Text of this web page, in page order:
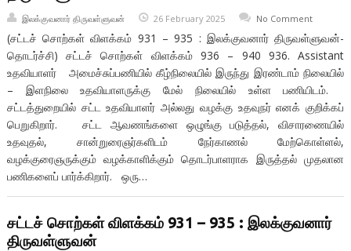
இலக்குவனார் திருவள்ளுவன் 26 February 2025 No Comment
(சட்டச் சொற்கள் விளக்கம் 931 – 935 : இலக்குவனார் திருவள்ளுவன்-
தொடர்ச்சி) சட்டச் சொற்கள் விளக்கம் 936 – 940 936. Assistant
உதவியாளர் அமைச்சுப்பணியில் கீழ்நிலையில் இருந்து இரண்டாம் நிலையில்
– இளநிலை உதவியாளருக்கு மேல் நிலையில் உள்ள பணியிடம்.
சட்டத்துறையில் சட்ட உதவியாளர் அல்லது வழக்கு உதவுநர் எனக் குறிக்கப்
பெறுகிறார். சட்ட ஆவணங்களை ஒழுங்கு படுத்தல், விசாரணையில்
உதவுதல், சான்றுரைஞர்களிடம் நேர்காணல் மேற்கொள்ளல்,
வழக்குரைஞருக்கும் வழக்காளிக்கும் தொடர்பாளராக இருத்தல் முதலான
பணிகளைப் பார்க்கிறார். ஒரு…
சட்டச் சொற்கள் விளக்கம் 931 – 935 : இலக்குவனார்
திருவள்ளுவன்